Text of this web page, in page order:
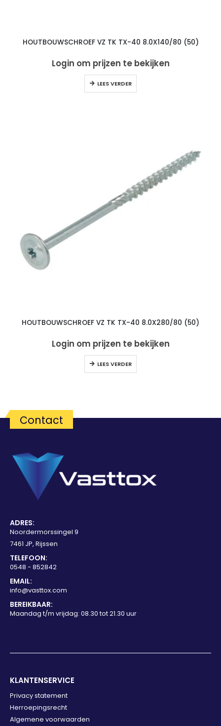
HOUTBOUWSCHROEF VZ TK TX-40 8.0X140/80 (50)
Login om prijzen te bekijken
LEES VERDER
HOUTBOUWSCHROEF VZ TK TX-40 8.0X280/80 (50)
Login om prijzen te bekijken
LEES VERDER
Contact
ADRES:
Noordermorssingel 9
7461 JP, Rijssen
TELEFOON:
0548 - 852842
EMAIL:
info@vasttox.com
BEREIKBAAR:
Maandag t/m vrijdag: 08.30 tot 21.30 uur
KLANTENSERVICE
Privacy statement
Herroepingsrecht
Algemene voorwaarden